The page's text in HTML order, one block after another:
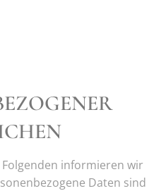
informieren wir
Daten sind